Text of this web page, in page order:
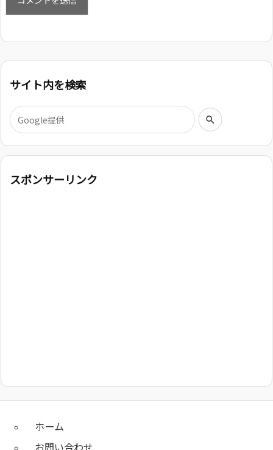
サイト内を検索
スポンサーリンク
ホーム
お問い合わせ